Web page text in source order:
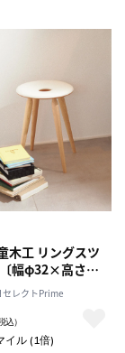
木工 リングスツ
幅φ32×高さ
さ44.2cm〕
セレクトPrime
込）
イル (1倍)